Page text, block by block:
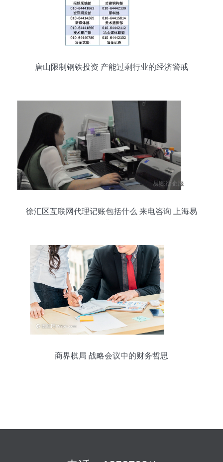
唐山限制钢铁投资 产能过剩行业的经济警戒
徐汇区互联网代理记账包括什么 来电咨询 上海易
商界棋局 战略会议中的财务哲思